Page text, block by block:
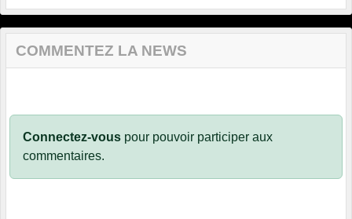
COMMENTEZ LA NEWS
Connectez-vous pour pouvoir participer aux
commentaires.